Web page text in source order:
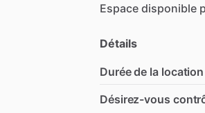
Espace disponible
Détails
Durée de la location
Désirez-vous